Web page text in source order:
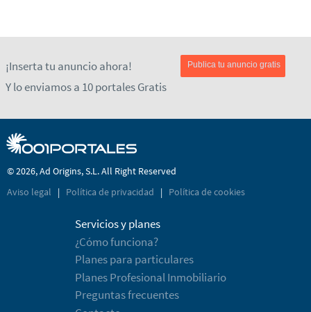
¡Inserta tu anuncio ahora!
Y lo enviamos a 10 portales Gratis
Publica tu anuncio gratis
© 2026, Ad Origins, S.L. All Right Reserved
Aviso legal
| Política de privacidad | Política de cookies
Servicios y planes
¿Cómo funciona?
Planes para particulares
Planes Profesional Inmobiliario
Preguntas frecuentes